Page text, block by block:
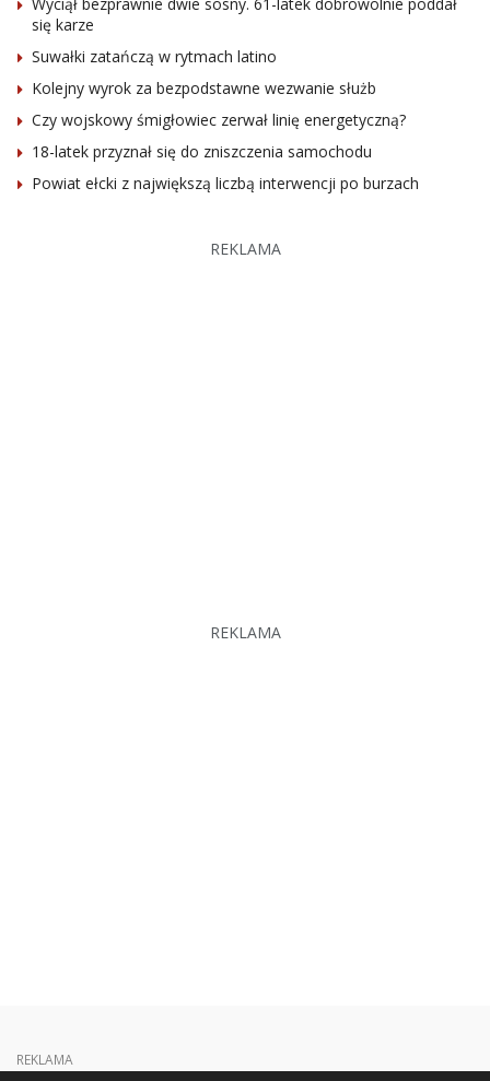
się karze
Suwałki zatańczą w rytmach latino
Kolejny wyrok za bezpodstawne wezwanie służb
Czy wojskowy śmigłowiec zerwał linię energetyczną?
18-latek przyznał się do zniszczenia samochodu
Powiat ełcki z największą liczbą interwencji po burzach
REKLAMA
REKLAMA
REKLAMA